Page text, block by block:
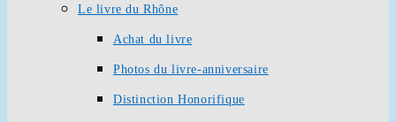
Le livre du Rhône
Achat du livre
Photos du livre-anniversaire
Distinction Honorifique